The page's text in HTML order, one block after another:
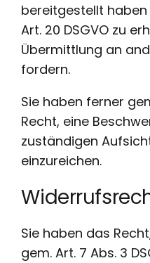
bereitgestellt
Art. 20 DSGVO zu
Übermittlung an
fordern.
Sie haben ferner
Recht, eine
zuständigen
einzureichen.
Sie haben das
gem. Art. 7 Abs. 3